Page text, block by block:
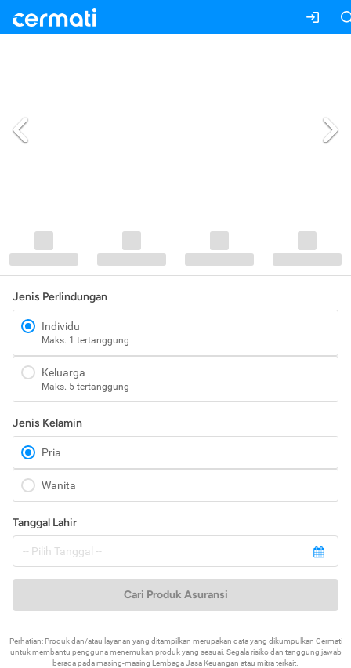
Jenis Perlindungan
Individu
Maks. 1 tertanggung
Keluarga
Maks. 5 tertanggung
Jenis Kelamin
Pria
Wanita
Tanggal Lahir
Cari Produk Asuransi
Perhatian: Produk dan/atau layanan yang ditampilkan merupakan data yang dikumpulkan Cermati
untuk membantu pengguna menemukan produk yang sesuai. Segala risiko dan tanggung jawab
berada pada masing-masing Lembaga Jasa Keuangan atau mitra terkait.